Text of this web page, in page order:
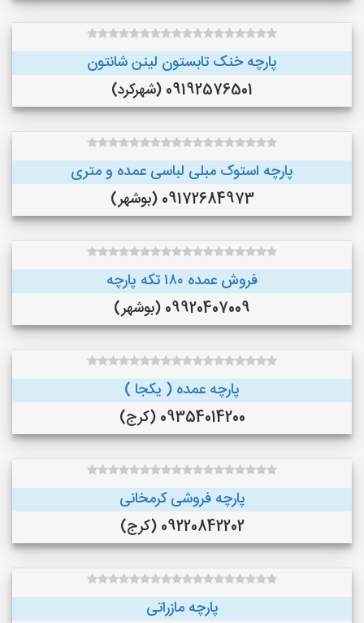
پارچه خنک تابستون لینن شانتون
09192576501 (شهرکرد)
پارچه استوک مبلی لباسی عمده و متری
09172684973 (بوشهر)
فروش عمده ۱۸۰ تکه پارچه
09920407009 (بوشهر)
پارچه عمده ( یکجا )
09354014200 (کرج)
پارچه فروشی کرمخانی
09220842202 (کرج)
پارچه مازراتی